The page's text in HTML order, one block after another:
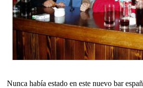
Nunca había estado en este nuevo bar